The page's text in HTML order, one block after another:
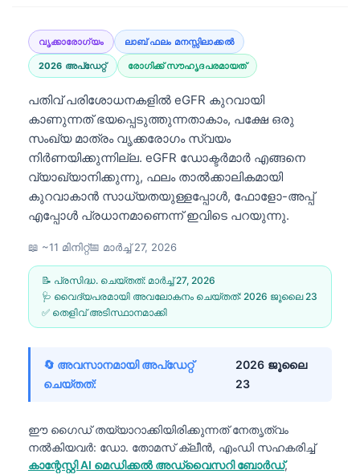
വൃക്കാരോഗ്യം ലാബ് ഫലം മനസ്സിലാക്കൽ
2026 അപ്‌ഡേറ്റ് രോഗിക്ക് സൗഹൃദപരമായത്
പതിവ് പരിശോധനകളിൽ eGFR കുറവായി
കാണുന്നത് ഭയപ്പെടുത്തുന്നതാകാം, പക്ഷേ ഒരു
സംഖ്യ മാത്രം വൃക്കരോഗം സ്വയം
നിർണയിക്കുന്നില്ല. eGFR ഡോക്ടർമാർ എങ്ങനെ
വ്യാഖ്യാനിക്കുന്നു, ഫലം താൽക്കാലികമായി
കുറവാകാൻ സാധ്യതയുള്ളപ്പോൾ, ഫോളോ-അപ്പ്
എപ്പോൾ പ്രധാനമാണെന്ന് ഇവിടെ പറയുന്നു.
📖 ~11 മിനിറ്റ്📅 മാർച്ച് 27, 2026
📝 പ്രസിദ്ധ. ചെയ്തത്: മാർച്ച് 27, 2026
🩺 വൈദ്യപരമായി അവലോകനം ചെയ്തത്: 2026 ജൂലൈ 23
✅ തെളിവ് അടിസ്ഥാനമാക്കി
🔄 അവസാനമായി അപ്ഡേറ്റ്
ചെയ്തത്:
2026 ജൂലൈ
23
ഈ ഗൈഡ് തയ്യാറാക്കിയിരിക്കുന്നത് നേതൃത്വം
നൽകിയവർ: ഡോ. തോമസ് ക്ലീൻ, എംഡി സഹകരിച്ച്
കാന്റേസ്റ്റി AI മെഡിക്കൽ അഡ്വൈസറി ബോർഡ്,